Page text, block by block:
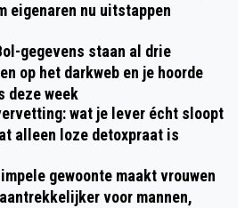
eigenaren nu uitstappen
gegevens staan al drie
op het darkweb en je hoorde
deze week
wat je lever écht sloopt
alleen loze detoxpraat is
gewoonte maakt vrouwen
voor mannen,